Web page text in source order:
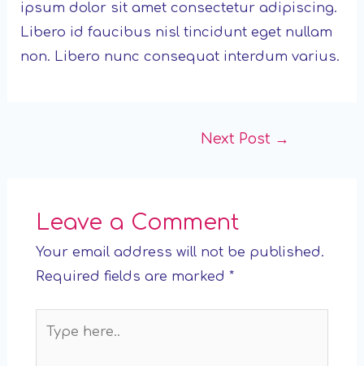
ipsum dolor sit amet consectetur adipiscing.
Libero id faucibus nisl tincidunt eget nullam
non. Libero nunc consequat interdum varius.
Next Post →
Leave a Comment
Your email address will not be published.
Required fields are marked *